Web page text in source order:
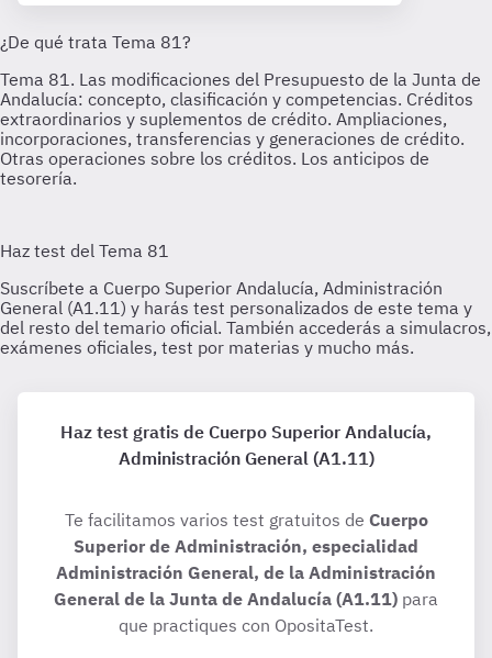
Haz test gratis de Cuerpo Superior Andalucía,
Administración General (A1.11)
Te facilitamos varios test gratuitos de Cuerpo
Superior de Administración, especialidad
Administración General, de la Administración
General de la Junta de Andalucía (A1.11) para
que practiques con OpositaTest.